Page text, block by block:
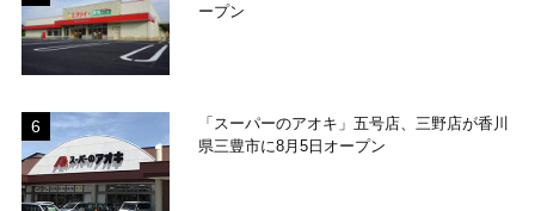
ープン
「スーパーのアオキ」五号店、三野店が香川
県三豊市に8月5日オープン